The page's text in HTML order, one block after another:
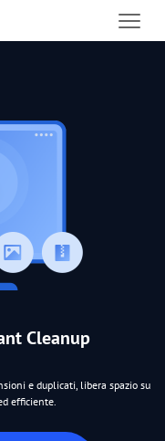
Cleanup
e duplicati, libera spazio su
efficiente.